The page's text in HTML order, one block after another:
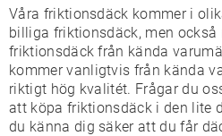
Våra friktionsdäck kommer i
billiga friktionsdäck, men också
friktionsdäck från kända
kommer vanligtvis från kända
riktigt hög kvalitét. Frågar du
att köpa friktionsdäck i den lite
du känna dig säker att du får